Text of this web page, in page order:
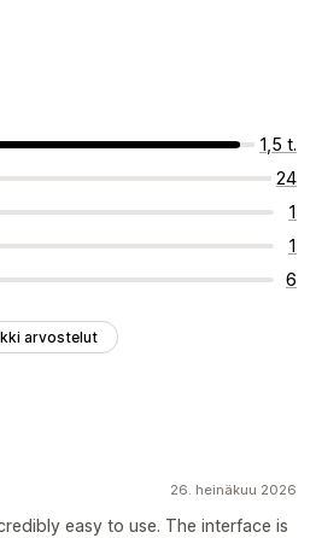
1,5 t.
24
1
1
6
arvostelut
26. heinäkuu 2026
easy to use. The interface is